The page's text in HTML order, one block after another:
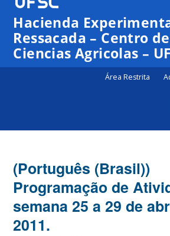
Hacienda
Ressacada – Centro de
Ciencias Agricolas –
Área Restrita
(Português (Brasil))
Programação de
semana 25 a 29 de
2011.